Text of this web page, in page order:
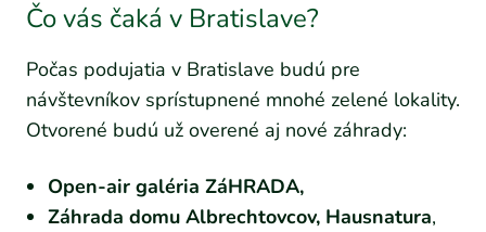
Čo vás čaká v Bratislave?
Počas podujatia v Bratislave budú pre
návštevníkov sprístupnené mnohé zelené lokality.
Otvorené budú už overené aj nové záhrady:
Open-air galéria ZáHRADA,
Záhrada domu Albrechtovcov, Hausnatura,